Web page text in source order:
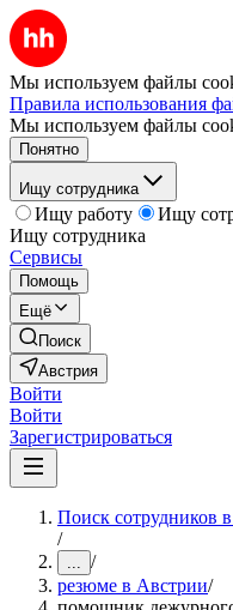
Мы используем файлы
Правила использования
Мы используем файлы
Понятно
Ищу сотрудника
Ищу работу
Ищу
Ищу сотрудника
Сервисы
Помощь
Ещё
Поиск
Австрия
Войти
Войти
Зарегистрироваться
Поиск сотрудников
/
... /
резюме в Австрии/